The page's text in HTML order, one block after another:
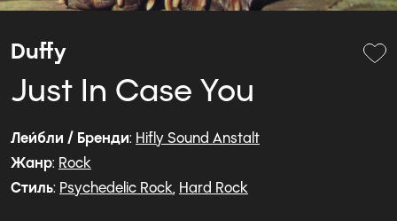
Duffy
Just In Case You
Лейбли / Бренди: Hifly Sound Anstalt
Жанр: Rock
Стиль: Psychedelic Rock, Hard Rock